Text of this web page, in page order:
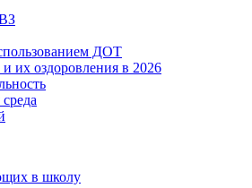
ДОТ
их оздоровления в 2026
в школу